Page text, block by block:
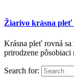
Žiarivo krásna pleť
Krásna pleť rovná
prirodzene
Search for: